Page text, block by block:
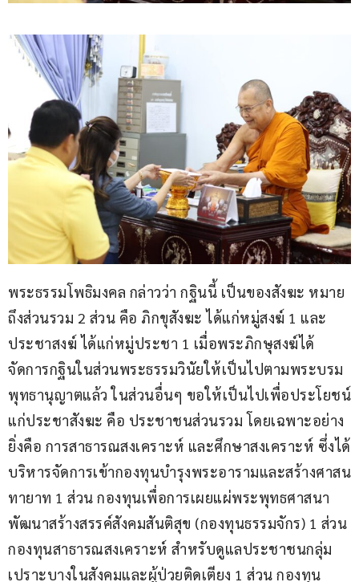
พระธรรมโพธิมงคล กล่าวว่า กฐินนี้ เป็นของสังฆะ หมาย
ถึงส่วนรวม 2 ส่วน คือ ภิกขุสังฆะ ได้แก่หมู่สงฆ์ 1 และ
ประชาสงฆ์ ได้แก่หมู่ประชา 1 เมื่อพระภิกษุสงฆ์ได้
จัดการกฐินในส่วนพระธรรมวินัยให้เป็นไปตามพระบรม
พุทธานุญาตแล้ว ในส่วนอื่นๆ ขอให้เป็นไปเพื่อประโยชน์
แก่ประชาสังฆะ คือ ประชาชนส่วนรวม โดยเฉพาะอย่าง
ยิ่งคือ การสาธารณสงเคราะห์ และศึกษาสงเคราะห์ ซึ่งได้
บริหารจัดการเข้ากองทุนบำรุงพระอารามและสร้างศาสน
ทายาท 1 ส่วน กองทุนเพื่อการเผยแผ่พระพุทธศาสนา
พัฒนาสร้างสรรค์สังคมสันติสุข (กองทุนธรรมจักร) 1 ส่วน
กองทุนสาธารณสงเคราะห์ สำหรับดูแลประชาชนกลุ่ม
เปราะบางในสังคมและผู้ป่วยติดเตียง 1 ส่วน กองทุน